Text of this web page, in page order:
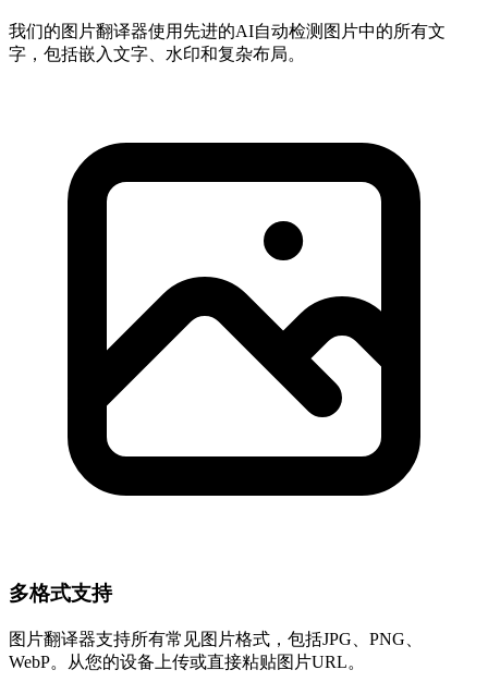
我们的图片翻译器使用先进的AI自动检测图片中的所有文
字，包括嵌入文字、水印和复杂布局。
多格式支持
图片翻译器支持所有常见图片格式，包括JPG、PNG、
WebP。从您的设备上传或直接粘贴图片URL。